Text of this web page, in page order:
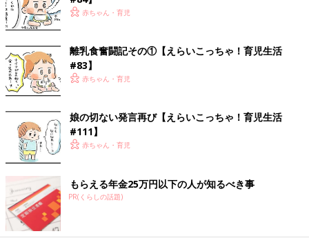
赤ちゃん・育児
離乳食奮闘記その①【えらいこっちゃ！育児生活
#83】
赤ちゃん・育児
娘の切ない発言再び【えらいこっちゃ！育児生活
#111】
赤ちゃん・育児
もらえる年金25万円以下の人が知るべき事
PR(くらしの話題)